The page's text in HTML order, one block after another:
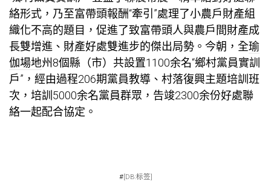
絡形式，乃至富帶頭報酬“牽引”處理了小農戶財產組
織化不高的題目，促進了致富帶頭人與農戶間財產成
長雙增進、財產好處雙進步的傑出局勢。今朝，全瑜
伽場地州8個縣（市）共設置1100余名“鄉村黨員實訓
戶”，經由過程206期黨員教導、村落復興主題培訓班
次，培訓5000余名黨員群眾，告竣2300余份好處聯
絡一起配合協定。
#[DB:标签]